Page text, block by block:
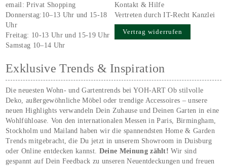
email:Privat Shopping
Donnerstag:10–13 Uhr und 15-18
Uhr
Freitag: 10-13 Uhr und 15-19 Uhr
Samstag 10–14 Uhr
Kontakt & Hilfe
Vertreten durch IT-Recht Kanzlei
Vertrag widerrufen
Exklusive Trends & Inspiration
Die neuesten Wohn- und Gartentrends bei YOH‑ART Ob stilvolle
Deko, außergewöhnliche Möbel oder trendige Accessoires – unsere
neuen Highlights verwandeln Dein Zuhause und Deinen Garten in eine
Wohlfühloase. Von den internationalen Messen in Paris, Birmingham,
Stockholm und Mailand haben wir die spannendsten Home & Garden
Trends mitgebracht, die Du jetzt in unserem Showroom in Duisburg
oder Online entdecken kannst. Deine Meinung zählt!Wir sind
gespannt auf Dein Feedback zu unseren Neuentdeckungen und freuen